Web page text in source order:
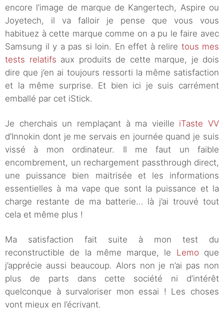
encore l’image de marque de Kangertech, Aspire ou
Joyetech, il va falloir je pense que vous vous
habituez à cette marque comme on a pu le faire avec
Samsung il y a pas si loin. En effet à relire tous mes
tests relatifs aux produits de cette marque, je dois
dire que j’en ai toujours ressorti la même satisfaction
et la même surprise. Et bien ici je suis carrément
emballé par cet iStick.
Je cherchais un remplaçant à ma vieille iTaste VV
d’Innokin dont je me servais en journée quand je suis
vissé à mon ordinateur. Il me faut un faible
encombrement, un rechargement passthrough direct,
une puissance bien maitrisée et les informations
essentielles à ma vape que sont la puissance et la
charge restante de ma batterie… là j’ai trouvé tout
cela et même plus !
Ma satisfaction fait suite à mon test du
reconstructible de la même marque, le Lemo que
j’apprécie aussi beaucoup. Alors non je n’ai pas non
plus de parts dans cette société ni d’intérêt
quelconque à survaloriser mon essai ! Les choses
vont mieux en l’écrivant.